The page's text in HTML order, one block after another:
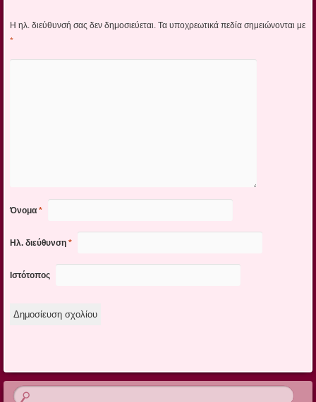
Η ηλ. διεύθυνσή σας δεν δημοσιεύεται. Τα υποχρεωτικά πεδία σημειώνονται με
*
Όνομα *
Ηλ. διεύθυνση *
Ιστότοπος